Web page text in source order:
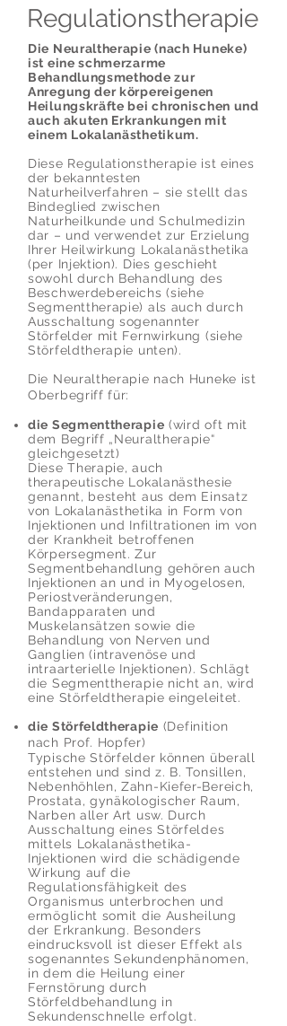
Regulationstherapie
Die Neuraltherapie (nach Huneke)
ist eine schmerzarme
Behandlungsmethode zur
Anregung der körpereigenen
Heilungskräfte bei chronischen und
auch akuten Erkrankungen mit
einem Lokalanästhetikum.
Diese Regulationstherapie ist eines
der bekanntesten
Naturheilverfahren – sie stellt das
Bindeglied zwischen
Naturheilkunde und Schulmedizin
dar – und verwendet zur Erzielung
Ihrer Heilwirkung Lokalanästhetika
(per Injektion). Dies geschieht
sowohl durch Behandlung des
Beschwerdebereichs (siehe
Segmenttherapie) als auch durch
Ausschaltung sogenannter
Störfelder mit Fernwirkung (siehe
Störfeldtherapie unten).
Die Neuraltherapie nach Huneke ist
Oberbegriff für:
die Segmenttherapie (wird oft mit
dem Begriff „Neuraltherapie“
gleichgesetzt)
Diese Therapie, auch
therapeutische Lokalanästhesie
genannt, besteht aus dem Einsatz
von Lokalanästhetika in Form von
Injektionen und Infiltrationen im von
der Krankheit betroffenen
Körpersegment. Zur
Segmentbehandlung gehören auch
Injektionen an und in Myogelosen,
Periostveränderungen,
Bandapparaten und
Muskelansätzen sowie die
Behandlung von Nerven und
Ganglien (intravenöse und
intraarterielle Injektionen). Schlägt
die Segmenttherapie nicht an, wird
eine Störfeldtherapie eingeleitet.
die Störfeldtherapie (Definition
nach Prof. Hopfer)
Typische Störfelder können überall
entstehen und sind z. B. Tonsillen,
Nebenhöhlen, Zahn-Kiefer-Bereich,
Prostata, gynäkologischer Raum,
Narben aller Art usw. Durch
Ausschaltung eines Störfeldes
mittels Lokalanästhetika-
Injektionen wird die schädigende
Wirkung auf die
Regulationsfähigkeit des
Organismus unterbrochen und
ermöglicht somit die Ausheilung
der Erkrankung. Besonders
eindrucksvoll ist dieser Effekt als
sogenanntes Sekundenphänomen,
in dem die Heilung einer
Fernstörung durch
Störfeldbehandlung in
Sekundenschnelle erfolgt.